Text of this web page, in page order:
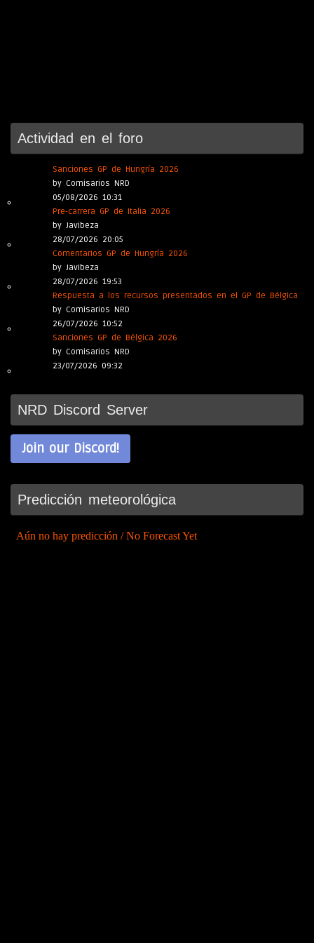
Actividad en el foro
Sanciones GP de Hungría 2026
by Comisarios NRD
05/08/2026 10:31
Pre-carrera GP de Italia 2026
by Javibeza
28/07/2026 20:05
Comentarios GP de Hungría 2026
by Javibeza
28/07/2026 19:53
Respuesta a los recursos presentados en el GP de Bélgica
by Comisarios NRD
26/07/2026 10:52
Sanciones GP de Bélgica 2026
by Comisarios NRD
23/07/2026 09:32
NRD Discord Server
Join our Discord!
Predicción meteorológica